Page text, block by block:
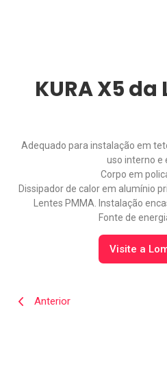
KURA X5
Adequado para instalação em
uso interno e
Corpo em
Dissipador de calor em alumínio
Lentes PMMA. Instalação
Fonte de
Visite a
Anterior